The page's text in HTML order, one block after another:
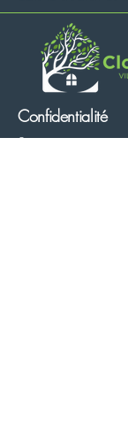
Confidentialité
Suivez nous